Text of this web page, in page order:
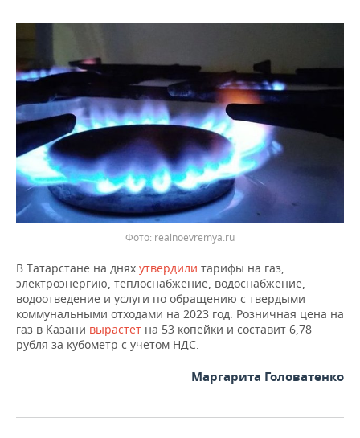
ХОККЕЙ С МЯЧОМ
ПРОИСШЕСТВИЯ
Фото: realnoevremya.ru
В Татарстане на днях утвердили тарифы на газ,
электроэнергию, теплоснабжение, водоснабжение,
водоотведение и услуги по обращению с твердыми
коммунальными отходами на 2023 год. Розничная цена на
газ в Казани вырастет на 53 копейки и составит 6,78
рубля за кубометр с учетом НДС.
Маргарита Головатенко